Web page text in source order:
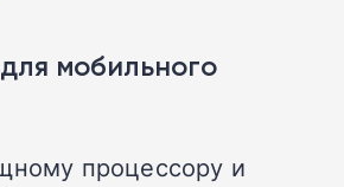
мобильного
процессору и